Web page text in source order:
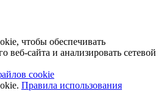
чтобы обеспечивать
веб-сайта и анализировать сетевой
cookie
Правила использования